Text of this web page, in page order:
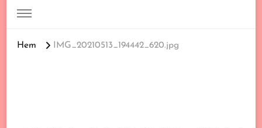
Hem IMG_20210513_194442_620.jpg